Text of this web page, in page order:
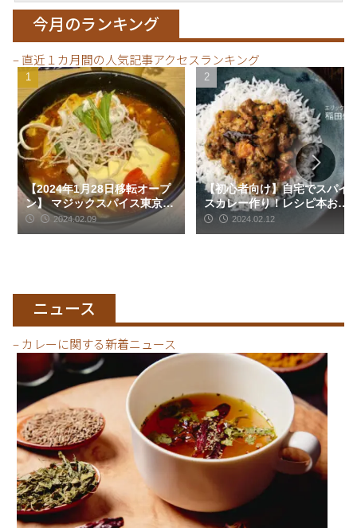
今月のランキング
– 直近１カ月間の人気記事アクセスランキング
【2024年1月28日移転オープ
ン】 マジックスパイス東京御
殿 | スープカレー | 下北沢駅
（世田谷区）
2024.02.09
【初心者向け】自宅でスパイ
スカレー作り！レシピ本おす
すめ5選2024.02.12
ニュース
– カレーに関する新着ニュース